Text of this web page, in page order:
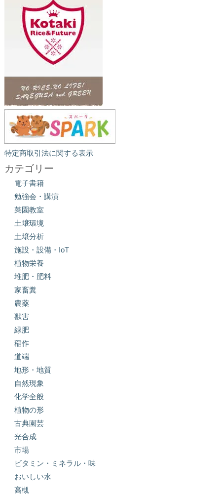
特定商取引法に関する表示
カテゴリー
電子書籍
勉強会・講演
菜園教室
土壌環境
土壌分析
施設・設備・IoT
植物栄養
堆肥・肥料
家畜糞
農薬
獣害
緑肥
稲作
道端
地形・地質
自然現象
化学全般
植物の形
古典園芸
光合成
市場
ビタミン・ミネラル・味
おいしい水
高槻